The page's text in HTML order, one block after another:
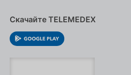
Скачайте TELEMEDEX